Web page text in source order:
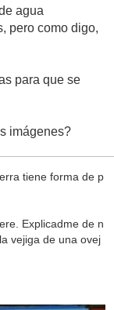
agua
pero como digo,
para que se
imágenes?
tiene forma de p
Explicadme de n
vejiga de una ovej